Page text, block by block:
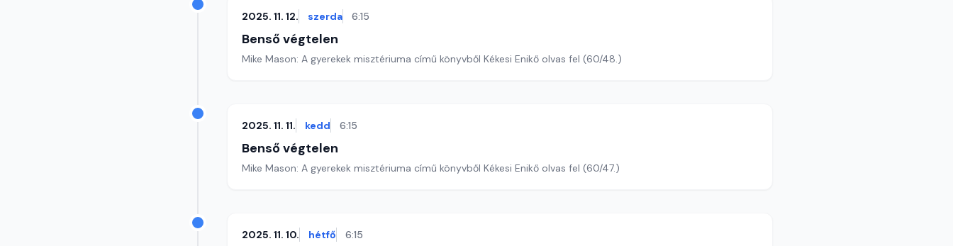
2025. 11. 12. szerda 6:15
Benső végtelen
Mike Mason: A gyerekek misztériuma című könyvből Kékesi Enikő olvas fel (60/48.)
2025. 11. 11. kedd 6:15
Benső végtelen
Mike Mason: A gyerekek misztériuma című könyvből Kékesi Enikő olvas fel (60/47.)
2025. 11. 10. hétfő 6:15